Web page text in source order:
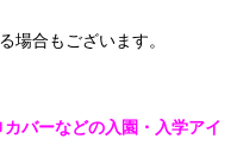
場合もございます。
バーなどの入園・入学アイ